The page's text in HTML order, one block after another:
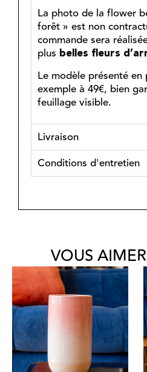
La photo de la flower
forêt » est non
commande sera
plus belles fleurs
Le modèle présenté
exemple à 49€, bien
feuillage visible.
Livraison
Conditions d'entretien
VOUS